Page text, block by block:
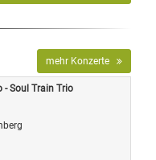
mehr Konzerte
- Soul Train Trio